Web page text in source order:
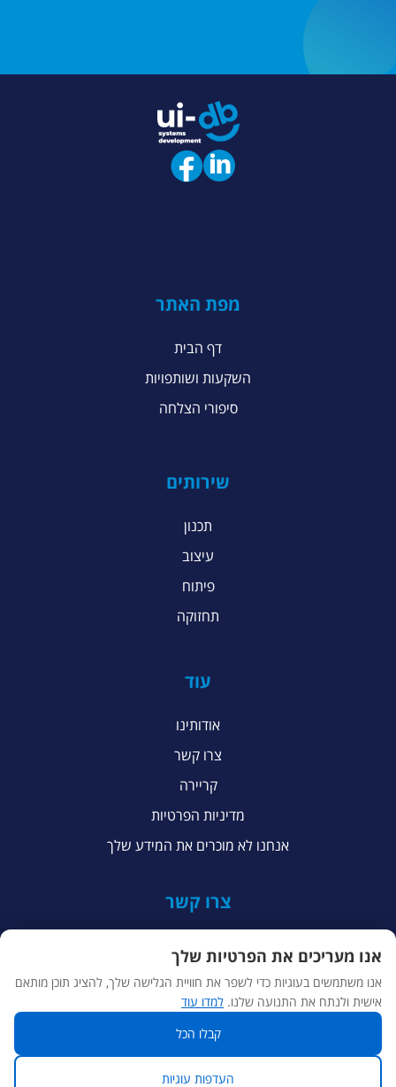
מפת האתר
דף הבית
השקעות ושותפויות
סיפורי הצלחה
שירותים
תכנון
עיצוב
פיתוח
תחזוקה
עוד
אודותינו
צרו קשר
קריירה
מדיניות הפרטיות
אנחנו לא מוכרים את המידע שלך
צרו קשר
+972 53-244-7103
04-656-2299
hello@ui-db.com
אנו מעריכים את הפרטיות שלך
אנו משתמשים בעוגיות כדי לשפר את חוויית הגלישה שלך, להציג תוכן מותאם
אישית ולנתח את התנועה שלנו. למדו עוד
קבלו הכל
העדפות עוגיות